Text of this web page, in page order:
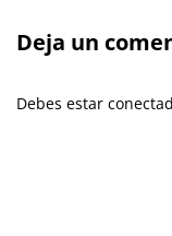
Deja un
Debes estar